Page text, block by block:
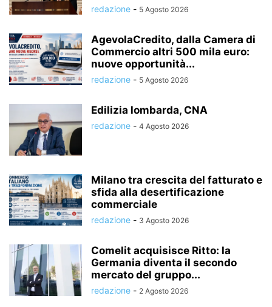
redazione - 5 Agosto 2026
AgevolaCredito, dalla Camera di
Commercio altri 500 mila euro:
nuove opportunità...
redazione - 5 Agosto 2026
Edilizia lombarda, CNA
redazione - 4 Agosto 2026
Milano tra crescita del fatturato e
sfida alla desertificazione
commerciale
redazione - 3 Agosto 2026
Comelit acquisisce Ritto: la
Germania diventa il secondo
mercato del gruppo...
redazione - 2 Agosto 2026